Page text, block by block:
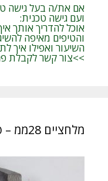
אם את/ה בעל גישה
ועם גישה טכנית:
אוכל להדריך אותך
והטיפים מאיפה
השיעור ואפילו איך
>>צור קשר לקבלת
מלחציים 28ממ – פלדה